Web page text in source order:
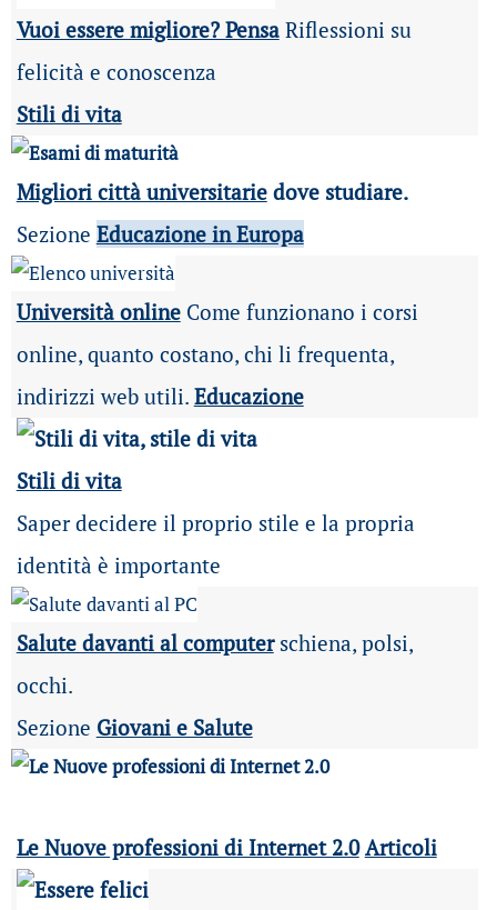
Vuoi essere migliore? PensaRiflessioni su
felicità e conoscenza
Stili di vita
Migliori città universitariedove studiare.
Sezione Educazione in Europa
Università online Come funzionano i corsi
online, quanto costano, chi li frequenta,
indirizzi web utili. Educazione
Stili di vita
Saper decidere il proprio stile e la propria
identità è importante
Salute davanti al computerschiena, polsi,
occhi.
Sezione Giovani e Salute
Le Nuove professioni di Internet 2.0 Articoli